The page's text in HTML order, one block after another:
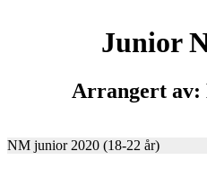
Junior
Arrangert
NM junior 2020 (18-22 år)